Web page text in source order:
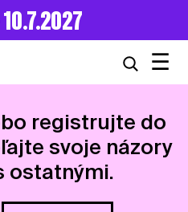
10.7.2027
☰
registrujte do
svoje názory
ostatnými.